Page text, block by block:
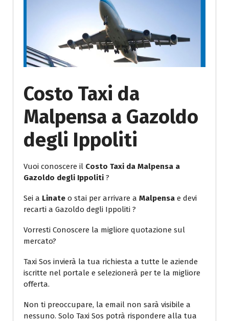
Costo Taxi da
Malpensa a Gazoldo
degli Ippoliti
Vuoi conoscere il Costo Taxi da Malpensa a
Gazoldo degli Ippoliti ?
Sei a Linate o stai per arrivare a Malpensa e devi
recarti a Gazoldo degli Ippoliti ?
Vorresti Conoscere la migliore quotazione sul
mercato?
Taxi Sos invierà la tua richiesta a tutte le aziende
iscritte nel portale e selezionerà per te la migliore
offerta.
Non ti preoccupare, la email non sarà visibile a
nessuno. Solo Taxi Sos potrà rispondere alla tua